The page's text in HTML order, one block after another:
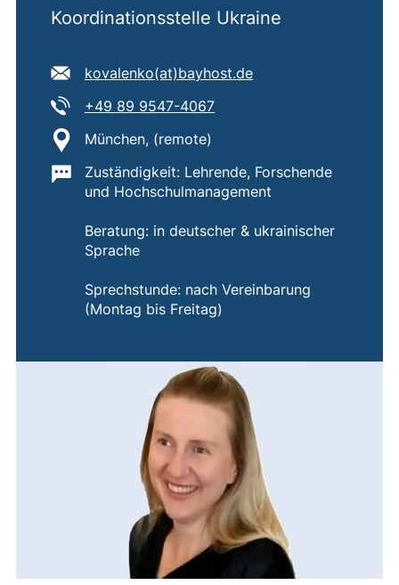
Koordinationsstelle Ukraine
E-Mail Adresse:
kovalenko​(at)​bayhost.de(öffnet Ihr E-Mail-
Tel:
+49 89 9547-4067(startet einen
Standort:
München, (remote)
Wichtige Informationen:
Zuständigkeit: Lehrende, Forschende
und Hochschulmanagement
Beratung: in deutscher & ukrainischer
Sprache
Sprechstunde: nach Vereinbarung
(Montag bis Freitag)